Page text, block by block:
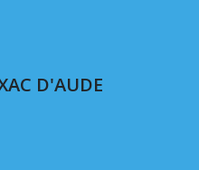
D'AUDE